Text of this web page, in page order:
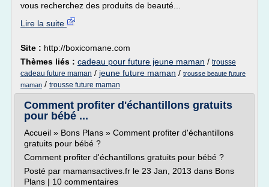
vous recherchez des produits de beauté...
Lire la suite
Site : http://boxicomane.com
Thèmes liés : cadeau pour future jeune maman / trousse
cadeau future maman / jeune future maman / trousse beaute future
maman / trousse future maman
Comment profiter d'échantillons gratuits
pour bébé ...
Accueil » Bons Plans » Comment profiter d'échantillons
gratuits pour bébé ?
Comment profiter d'échantillons gratuits pour bébé ?
Posté par mamansactives.fr le 23 Jan, 2013 dans Bons
Plans | 10 commentaires